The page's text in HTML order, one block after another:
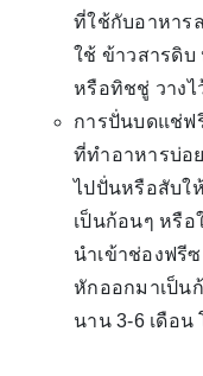
ที่ใช้กับอาหาร
ใช้ ข้าวสารดิบ
หรือทิชชู่ วาง
การปั่นบดแช่ฟ
ที่ทำอาหารบ่อ
ไปปั่นหรือสับใ
เป็นก้อนๆ หรื
นำเข้าช่องฟรี
หักออกมาเป็น
นาน 3-6 เดือ